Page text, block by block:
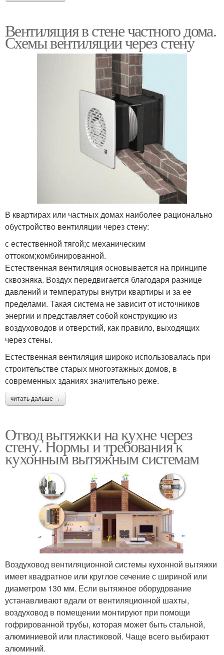
Вентиляция в стене частного дома.
Схемы вентиляции через стену
В квартирах или частных домах наиболее рационально
обустройство вентиляции через стену:
с естественной тягой;с механическим
оттоком;комбинированной.
Естественная вентиляция основывается на принципе
сквозняка. Воздух передвигается благодаря разнице
давлений и температуры внутри квартиры и за ее
пределами. Такая система не зависит от источников
энергии и представляет собой конструкцию из
воздуховодов и отверстий, как правило, выходящих
через стены.
Естественная вентиляция широко использовалась при
строительстве старых многоэтажных домов, в
современных зданиях значительно реже.
читать дальше →
Отвод вытяжки на кухне через
стену. Нормы и требования к
кухонным вытяжным системам
Воздуховод вентиляционной системы кухонной вытяжки
имеет квадратное или круглое сечение с шириной или
диаметром 130 мм. Если вытяжное оборудование
устанавливают вдали от вентиляционной шахты,
воздуховод в помещении монтируют при помощи
гофрированной трубы, которая может быть стальной,
алюминиевой или пластиковой. Чаще всего выбирают
алюминий.